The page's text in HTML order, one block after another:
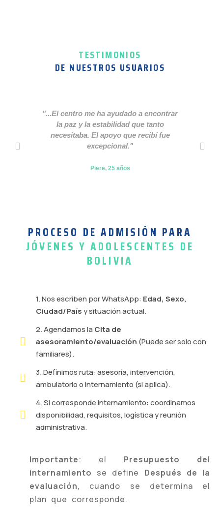
TESTIMONIOS
DE NUESTROS USUARIOS
"...El centro me ha ayudado a encontrar
la paz y la estabilidad que tanto
necesitaba. El apoyo que recibí fue
excepcional."
Piere, 25 años
PROCESO DE ADMISIÓN PARA
JÓVENES Y ADOLESCENTES DE
BOLIVIA
1. Nos escriben por WhatsApp: Edad, Sexo,
Ciudad/Paísy situación actual.
2. Agendamos la Cita de
asesoramiento/evaluación (Puede ser solo con
familiares).
3. Definimos ruta: asesoría, intervención,
ambulatorio o internamiento (si aplica).
4. Si corresponde internamiento: coordinamos
disponibilidad, requisitos, logística y reunión
administrativa.
Importante: el Presupuesto del
internamiento se define Después de la
evaluación, cuando se determina el
plan que corresponde.